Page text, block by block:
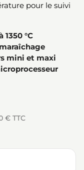
pour le suivi
1350 °C
maraîchage
mini et maxi
€ TTC